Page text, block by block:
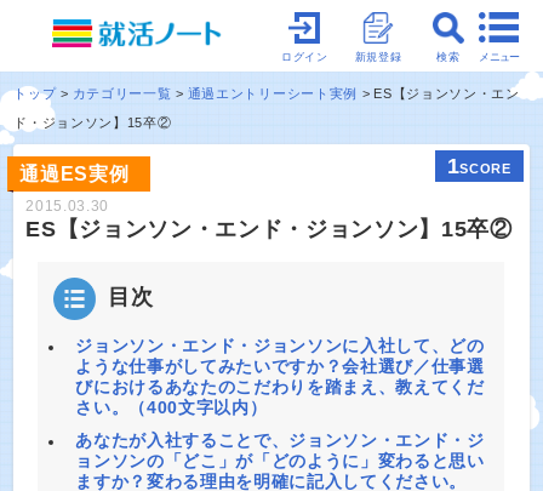
メニュー
検索
新規登録
ログイン
トップ カテゴリー一覧 通過エントリーシート実例
ES【ジョンソン・エン
ド・ジョンソン】15卒②
通過ES実例 1SCORE
2015.03.30
ES【ジョンソン・エンド・ジョンソン】15卒②
目次
ジョンソン・エンド・ジョンソンに入社して、どの
ような仕事がしてみたいですか？会社選び／仕事選
びにおけるあなたのこだわりを踏まえ、教えてくだ
さい。（400文字以内）
あなたが入社することで、ジョンソン・エンド・ジ
ョンソンの「どこ」が「どのように」変わると思い
ますか？変わる理由を明確に記入してください。